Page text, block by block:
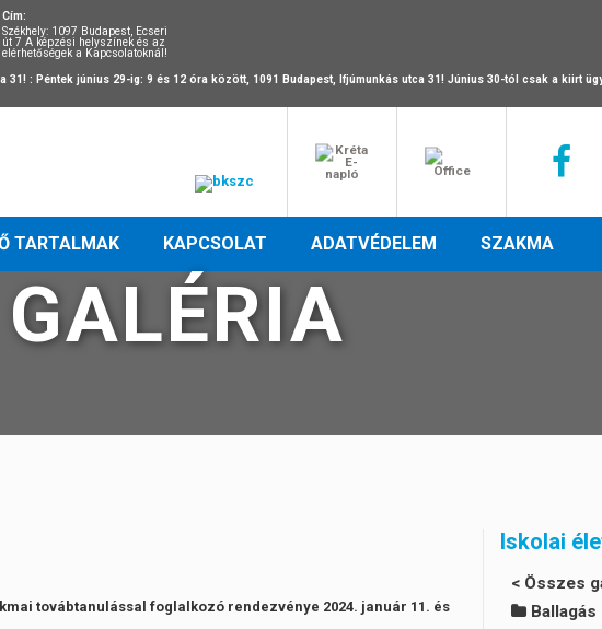
Cím:
Székhely: 1097 Budapest, Ecseri
út 7 A képzési helyszínek és az
elérhetőségek a Kapcsolatoknál!
31! : Péntek június 29-ig: 9 és 12 óra között, 1091 Budapest, Ifjúmunkás utca 31! Június 30-tól csak a kiirt
TARTALMAK KAPCSOLAT ADATVÉDELEM SZAKMA
GALÉRIA
továbtanulással foglalkozó rendezvénye 2024. január 11. és
Iskolai
< Összes
Ballagás